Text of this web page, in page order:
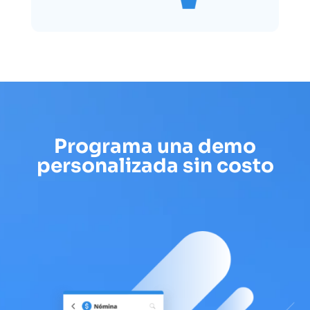
Programa una demo
personalizada sin costo